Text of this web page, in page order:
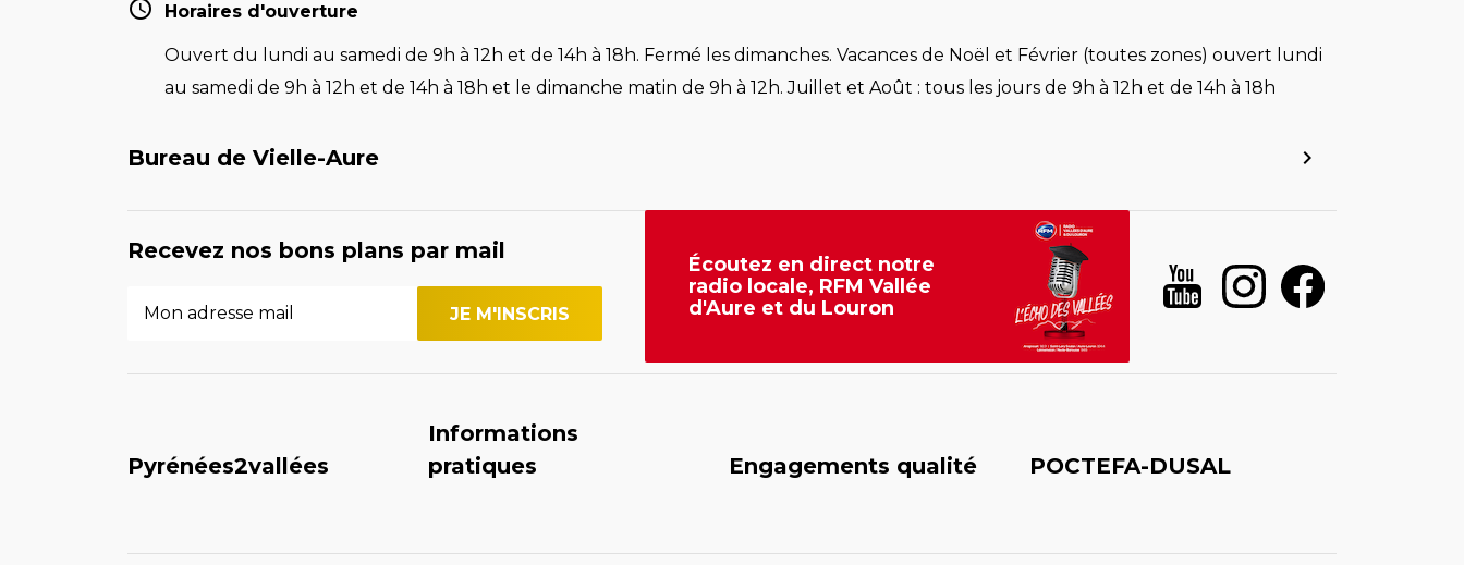
Horaires d'ouverture
Ouvert du lundi au samedi de 9h à 12h et de 14h à 18h. Fermé les dimanches. Vacances de Noël et Février (toutes zones) ouvert lundi
au samedi de 9h à 12h et de 14h à 18h et le dimanche matin de 9h à 12h. Juillet et Août : tous les jours de 9h à 12h et de 14h à 18h
Bureau de Vielle-Aure
Recevez nos bons plans par mail
Écoutez en direct notre
radio locale, RFM Vallée
d'Aure et du Louron
Pyrénées2vallées
Informations
pratiques
Engagements qualité POCTEFA-DUSAL